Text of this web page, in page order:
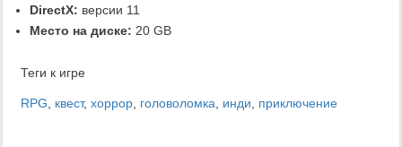
DirectX: версии 11
Место на диске: 20 GB
Теги к игре
RPG квест, хоррор головоломка инди приключение